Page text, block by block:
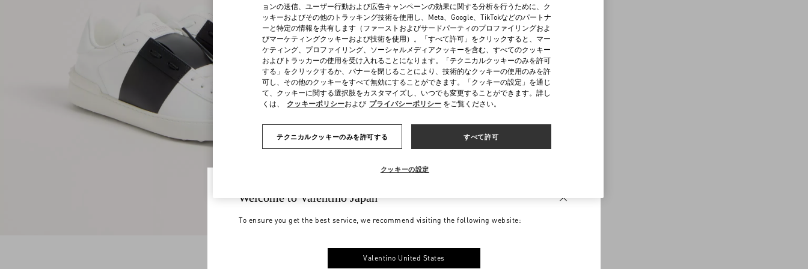
Welcome to Valentino Japan
To ensure you get the best service, we recommend visiting the following website:
Valentino United States
ョンの送信、ユーザー行動および広告キャンペーンの効果に関する分析を行うために、ク
ッキーおよびその他のトラッキング技術を使用し、Meta、Google、TikTokなどのパートナ
ーと特定の情報を共有します（ファーストおよびサードパーティのプロファイリングおよ
びマーケティングクッキーおよび技術を使用）。「すべて許可」をクリックすると、マー
ケティング、プロファイリング、ソーシャルメディアクッキーを含む、すべてのクッキー
およびトラッカーの使用を受け入れることになります。「テクニカルクッキーのみを許可
する」をクリックするか、バナーを閉じることにより、技術的なクッキーの使用のみを許
可し、その他のクッキーをすべて無効にすることができます。「クッキーの設定」を通じ
て、クッキーに関する選択肢をカスタマイズし、いつでも変更することができます。詳し
くは、
クッキーポリシーおよび プライバシーポリシー をご覧ください。
テクニカルクッキーのみを許可する すべて許可
クッキーの設定